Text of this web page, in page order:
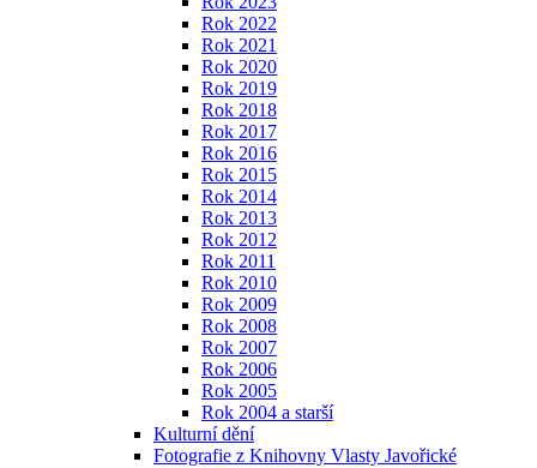
Rok 2022
Rok 2021
Rok 2020
Rok 2019
Rok 2018
Rok 2017
Rok 2016
Rok 2015
Rok 2014
Rok 2013
Rok 2012
Rok 2011
Rok 2010
Rok 2009
Rok 2008
Rok 2007
Rok 2006
Rok 2005
Rok 2004 a starší
Kulturní dění
Fotografie z Knihovny Vlasty Javořické